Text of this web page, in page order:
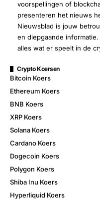
voorspellingen of
presenteren het nieuws
Nieuwsblad is jouw
en diepgaande
alles wat er speelt in de
Crypto Koersen
Bitcoin Koers
Ethereum Koers
BNB Koers
XRP Koers
Solana Koers
Cardano Koers
Dogecoin Koers
Polygon Koers
Shiba Inu Koers
Hyperliquid Koers